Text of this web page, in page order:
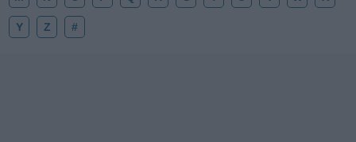
Y Z #